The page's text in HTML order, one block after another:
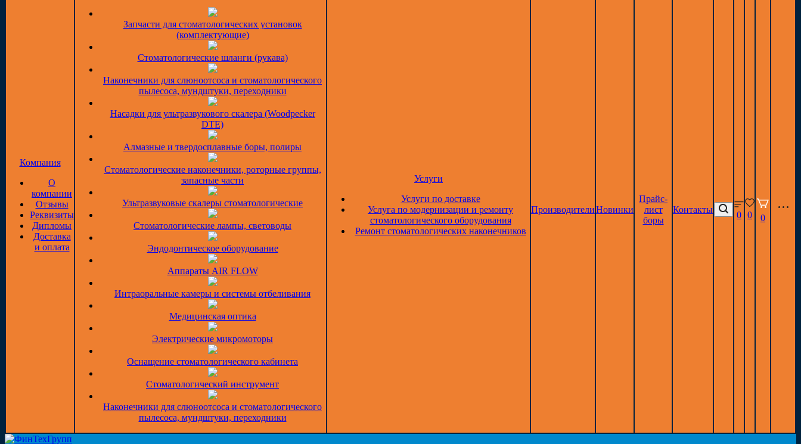
Компания
О
компании
Отзывы
Реквизиты
Дипломы
Доставка
и оплата
Запчасти для стоматологических установок
(комплектующие)
Стоматологические шланги (рукава)
Наконечники для слюноотсоса и стоматологического
пылесоса, мундштуки, переходники
Насадки для ультразвукового скалера (Woodpecker
DTE)
Алмазные и твердосплавные боры, полиры
Стоматологические наконечники, роторные группы,
запасные части
Ультразвуковые скалеры стоматологические
Стоматологические лампы, световоды
Эндодонтическое оборудование
Аппараты AIR FLOW
Интраоральные камеры и системы отбеливания
Медицинская оптика
Электрические микромоторы
Оснащение стоматологического кабинета
Стоматологический инструмент
Наконечники для слюноотсоса и стоматологического
пылесоса, мундштуки, переходники
Услуги
Услуги по доставке
Услуга по модернизации и ремонту
стоматологического оборудования
Ремонт стоматологических наконечников
ПроизводителиНовинки
Прайс-
лист
боры
Контакты
0 0 0